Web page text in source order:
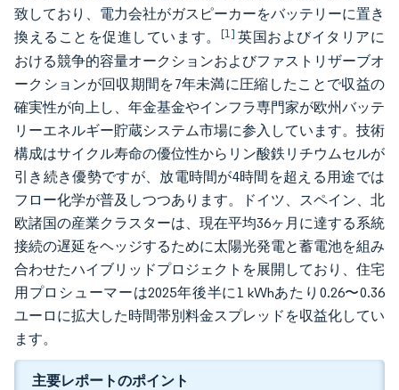
致しており、電力会社がガスピーカーをバッテリーに置き
換えることを促進しています。 [1] 英国およびイタリアに
おける競争的容量オークションおよびファストリザーブオ
ークションが回収期間を7年未満に圧縮したことで収益の
確実性が向上し、年金基金やインフラ専門家が欧州バッテ
リーエネルギー貯蔵システム市場に参入しています。技術
構成はサイクル寿命の優位性からリン酸鉄リチウムセルが
引き続き優勢ですが、放電時間が4時間を超える用途では
フロー化学が普及しつつあります。ドイツ、スペイン、北
欧諸国の産業クラスターは、現在平均36ヶ月に達する系統
接続の遅延をヘッジするために太陽光発電と蓄電池を組み
合わせたハイブリッドプロジェクトを展開しており、住宅
用プロシューマーは2025年後半に1 kWhあたり0.26〜0.36
ユーロに拡大した時間帯別料金スプレッドを収益化してい
ます。
主要レポートのポイント